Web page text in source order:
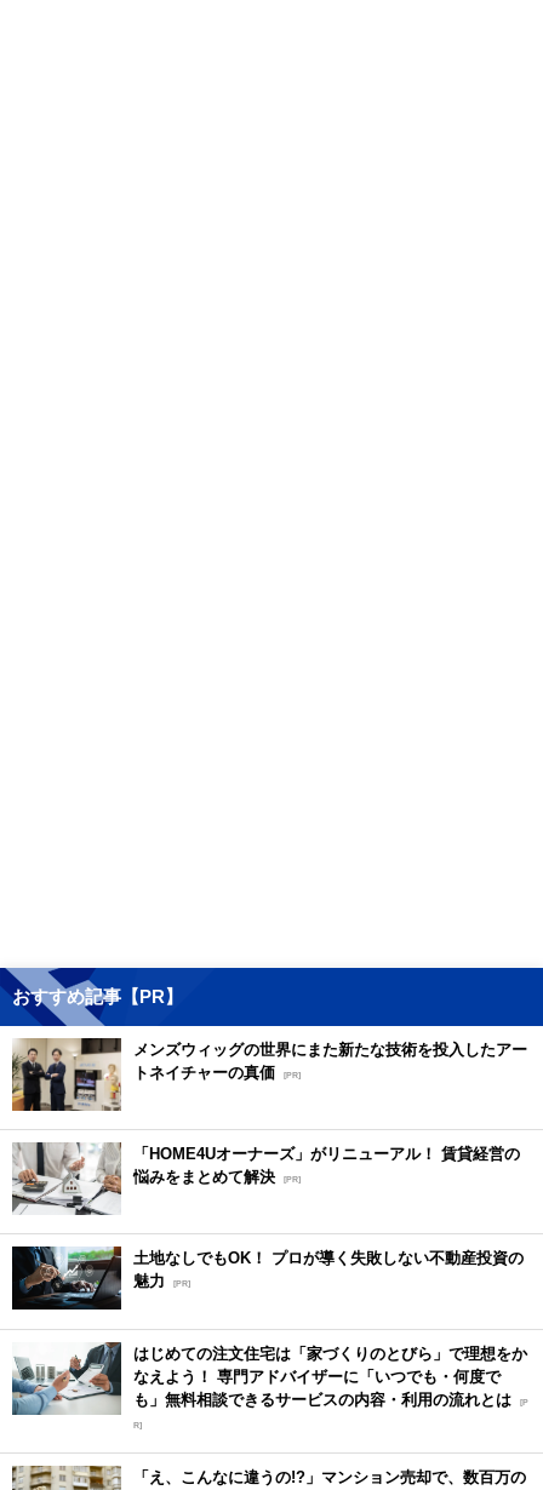
おすすめ記事【PR】
メンズウィッグの世界にまた新たな技術を投入したアー
トネイチャーの真価 [PR]
「HOME4Uオーナーズ」がリニューアル！ 賃貸経営の
悩みをまとめて解決 [PR]
土地なしでもOK！ プロが導く失敗しない不動産投資の
魅力
[PR]
はじめての注文住宅は「家づくりのとびら」で理想をか
なえよう！ 専門アドバイザーに「いつでも・何度で
も」無料相談できるサービスの内容・利用の流れとは [P
R]
「え、こんなに違うの!?」マンション売却で、数百万の